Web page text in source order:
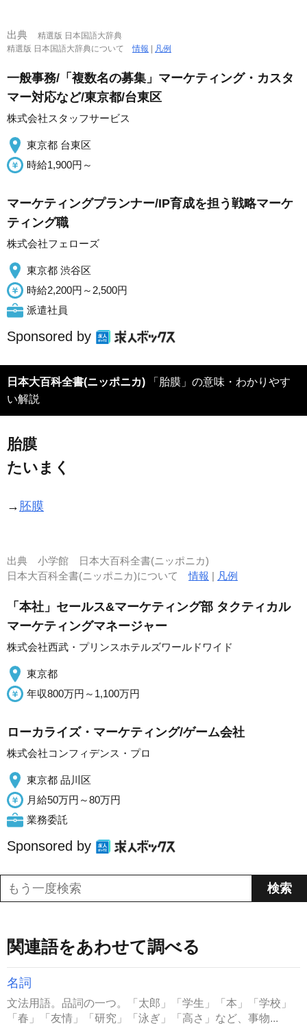
出典
精選版 日本国語大辞典
精選版 日本国語大辞典について情報 凡例
一般事務/「複数名の募集」マーケティング・カスタ
マー対応など/東京都/台東区
株式会社スタッフサービス
東京都 台東区
時給1,900円～
マーケティングプランナー/IP育成を担う戦略マーケ
ティング職
株式会社フェローズ
東京都 渋谷区
時給2,200円～2,500円
派遣社員
Sponsored by
日本大百科全書(ニッポニカ)
い解説
胎膜
たいまく
→ 胚膜
出典 小学館 日本大百科全書(ニッポニカ)
日本大百科全書(ニッポニカ)について情報 | 凡例
「本社」セールス&マーケティング部 タクティカル
マーケティングマネージャー
株式会社西武・プリンスホテルズワールドワイド
東京都
年収800万円～1,100万円
ローカライズ・マーケティング/ゲーム会社
株式会社コンフィデンス・プロ
東京都 品川区
月給50万円～80万円
業務委託
Sponsored by
関連語をあわせて調べる
名詞
文法用語。品詞の一つ。「太郎」「学生」「本」「学校」
「春」「友情」「研究」「泳ぎ」「高さ」など、事物...